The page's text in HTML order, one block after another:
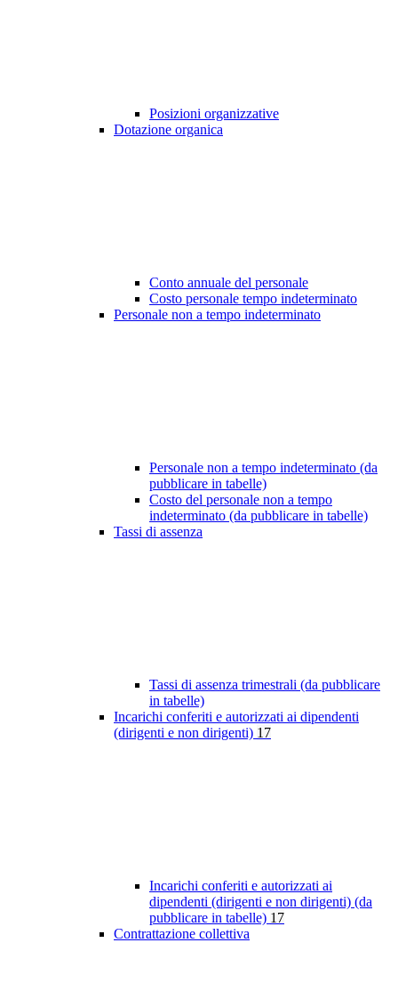
Posizioni organizzative
Dotazione organica
Conto annuale del personale
Costo personale tempo indeterminato
Personale non a tempo indeterminato
Personale non a tempo indeterminato (da
pubblicare in tabelle)
Costo del personale non a tempo
indeterminato (da pubblicare in tabelle)
Tassi di assenza
Tassi di assenza trimestrali (da pubblicare
in tabelle)
Incarichi conferiti e autorizzati ai dipendenti
(dirigenti e non dirigenti) 17
Incarichi conferiti e autorizzati ai
dipendenti (dirigenti e non dirigenti) (da
pubblicare in tabelle) 17
Contrattazione collettiva